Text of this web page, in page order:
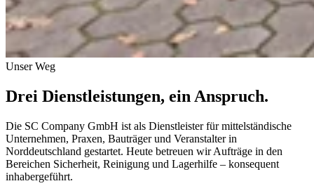
Unser Weg
Drei Dienstleistungen, ein Anspruch.
Die SC Company GmbH ist als Dienstleister für mittelständische
Unternehmen, Praxen, Bauträger und Veranstalter in
Norddeutschland gestartet. Heute betreuen wir Aufträge in den
Bereichen Sicherheit, Reinigung und Lagerhilfe – konsequent
inhabergeführt.